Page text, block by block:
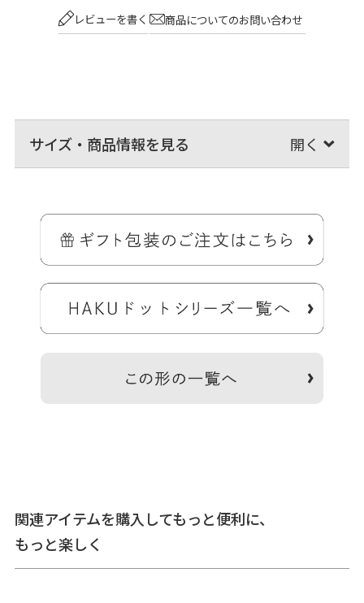
レビューを書く 商品についてのお問い合わせ
サイズ・商品情報を見る
カードやお札が入る仕切りの付いた、コンパクトで持ちやすい親子財
金のドット柄が大人かわいいと大好評のHAKUドットシリーズの、ス
マートなフォルムで持ちやすい平親子がま口財布です。四角いフォル
ムで男女問わず持ちやすいシンプルなデザイン。メインのお財布にも
サブのお財布にもおすすめです。
備考
※この製品は箔プリント加工を施しております。・箔転写部
分は非常にデリケートです。箔が剥がれるおそれがあります
ので、アイロンがけはできません。・汚れが気になる箇所
は、水を少量含ませたコットンや柔らかい布でやさしく拭
関連アイテムを購入してもっと便利に、
もっと楽しく